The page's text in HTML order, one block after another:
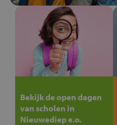
Bekijk de open dagen
van scholen in
Nieuwediep e.o.